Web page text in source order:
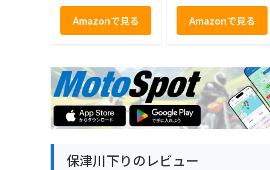
Amazonで見る Amazonで見る
保津川下りのレビュー